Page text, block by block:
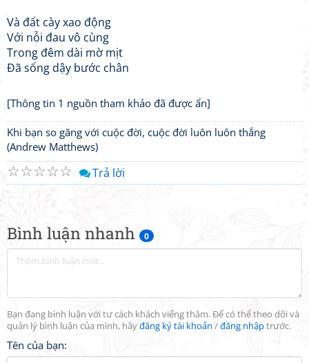
Bình luận nhanh 0
Bạn đang bình luận với tư cách khách viếng thăm. Để có thể theo dõi và
quản lý bình luận của mình, hãyđăng ký tài khoản /đăng nhậptrước.
Tên của bạn:
Và đất cày xao động
Với nỗi đau vô cùng
Trong đêm dài mờ mịt
Đã sống dậy bước chân
[Thông tin 1 nguồn tham khảo đã được ẩn]
Khi bạn so găng với cuộc đời, cuộc đời luôn luôn thắng
(Andrew Matthews)
☆
☆
☆
☆
☆ Trả lời